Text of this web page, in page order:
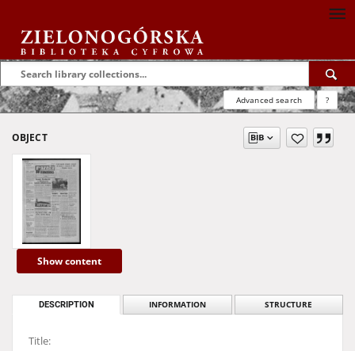
Advanced search ?
OBJECT
Show content
DESCRIPTION INFORMATION STRUCTURE
Title: